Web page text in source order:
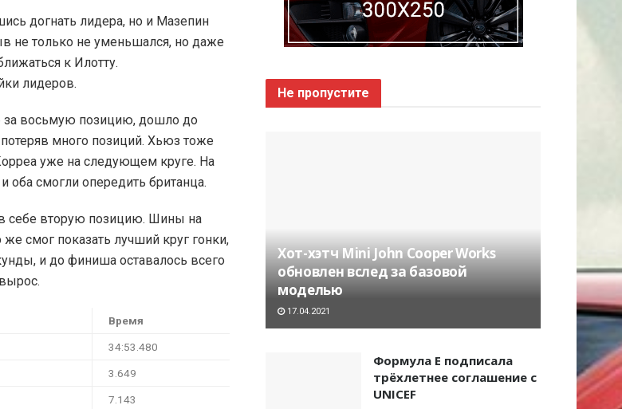
догнать лидера, но и Мазепин
не только не уменьшался, но даже
к Илотту.
лидеров.
за восьмую позицию, дошло до
потеряв много позиций. Хьюз тоже
уже на следующем круге. На
смогли опередить британца.
себе вторую позицию. Шины на
смог показать лучший круг гонки,
и до финиша оставалось всего
Время
34:53.480
3.649
7.143
Не пропустите
Хот-хэтч Mini John Cooper Works
обновлен вслед за базовой
моделью
17.04.2021
Формула E подписала
трёхлетнее соглашение с
UNICEF